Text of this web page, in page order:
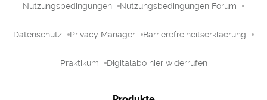
Nutzungsbedingungen Nutzungsbedingungen Forum
Datenschutz Privacy Manager Barrierefreiheitserklaerung
Praktikum Digitalabo hier widerrufen